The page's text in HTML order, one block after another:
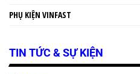
PHỤ KIỆN VINFAST
TIN TỨC & SỰ KIỆN